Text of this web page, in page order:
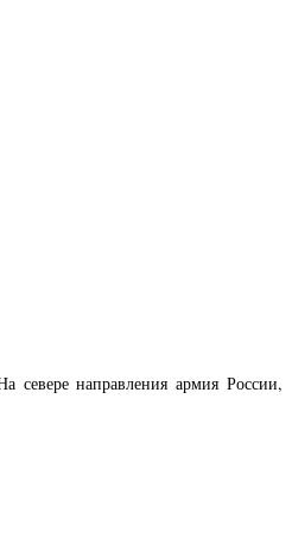
направления армия России,